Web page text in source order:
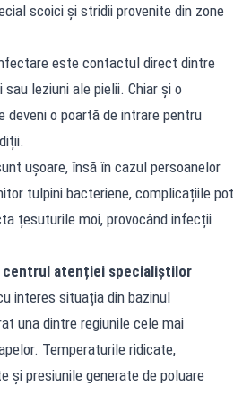
scoici și stridii provenite din zone
este contactul direct dintre
leziuni ale pielii. Chiar și o
deveni o poartă de intrare pentru
ușoare, însă în cazul persoanelor
tulpini bacteriene, complicațiile pot
țesuturile moi, provocând infecții
centrul atenției specialiștilor
interes situația din bazinul
una dintre regiunile cele mai
Temperaturile ridicate,
și presiunile generate de poluare